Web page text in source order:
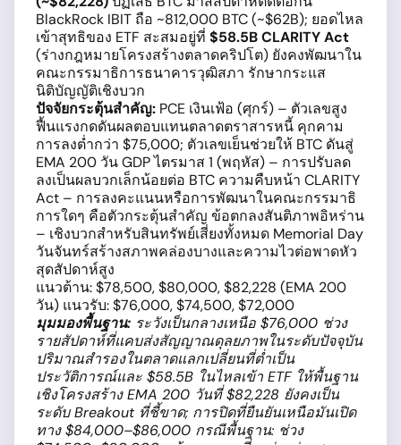
BlackRock IBIT ถือ ~812,000 BTC (~$62B); ยอดไหล
เข้าสุทธิของ ETF สะสมอยู่ที่ $58.5BCLARITY Act
(ร่างกฎหมายโครงสร้างตลาดคริปโต) ยังคงพัฒนาใน
คณะกรรมาธิการธนาคารวุฒิสภา รักษากระแส
นิติบัญญัติเชิงบวก
ปัจจัยกระตุ้นสำคัญ: PCE เงินเฟ้อ (ศุกร์) – ตัวเลขสูง
ฟื้นแรงกดดันผลตอบแทนตลาดตราสารหนี้ คุกคาม
การลงต่ำกว่า $75,000; ตัวเลขเย็นช่วยให้ BTC ดันสู่
EMA 200 วัน GDP ไตรมาส 1 (พฤหัส) – การปรับลด
ลงเป็นผลบวกเล็กน้อยต่อ BTC ความคืบหน้า CLARITY
Act – การลงคะแนนหรือการพัฒนาในคณะกรรมาธิ
การใดๆ คือตัวกระตุ้นสำคัญ ข้อตกลงสันติภาพอิหร่าน
– เชิงบวกสำหรับสินทรัพย์เสี่ยงทั้งหมด Memorial Day
วันจันทร์สร้างสภาพคล่องบางและความไวต่อพาดหัว
สุดสัปดาห์สูง
แนวต้าน: $78,500, $80,000, $82,228 (EMA 200
วัน) แนวรับ: $76,000, $74,500, $72,000
มุมมองพื้นฐาน: ระวังเป็นกลางเหนือ $76,000 ช่วง
รายสัปดาห์ที่แคบส่งสัญญาณดุลยภาพในระดับปัจจุบัน
ปริมาณสำรองในตลาดแลกเปลี่ยนที่ต่ำเป็น
ประวัติการณ์และ $58.5B ในไหลเข้า ETF ให้พื้นฐาน
เชิงโครงสร้าง EMA 200 วันที่ $82,228 ยังคงเป็น
ระดับ Breakout ที่ชี้ขาด; การปิดที่ยืนยันเหนือมันเปิด
ทาง $84,000–$86,000 กรณีพื้นฐาน: ช่วง